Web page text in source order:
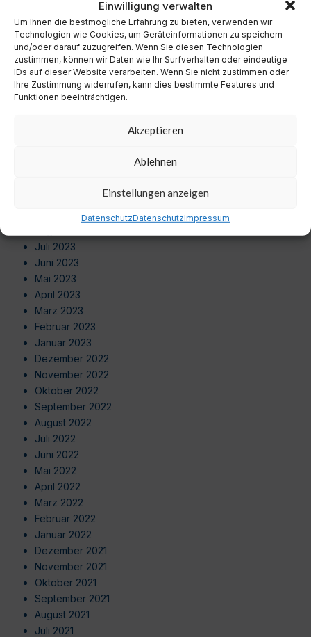
Einwilligung verwalten
Um Ihnen die bestmögliche Erfahrung zu bieten, verwenden wir
Technologien wie Cookies, um Geräteinformationen zu speichern
und/oder darauf zuzugreifen. Wenn Sie diesen Technologien
zustimmen, können wir Daten wie Ihr Surfverhalten oder eindeutige
IDs auf dieser Website verarbeiten. Wenn Sie nicht zustimmen oder
Ihre Zustimmung widerrufen, kann dies bestimmte Features und
Funktionen beeinträchtigen.
Akzeptieren
Ablehnen
Einstellungen anzeigen
DatenschutzDatenschutzImpressum
September 2024
August 2024
Juli 2024
Juni 2024
Mai 2024
April 2024
September 2023
Juli 2023
Juni 2023
Mai 2023
April 2023
März 2023
Februar 2023
Januar 2023
Dezember 2022
November 2022
Oktober 2022
September 2022
August 2022
Juli 2022
Juni 2022
Mai 2022
April 2022
März 2022
Februar 2022
Januar 2022
Dezember 2021
November 2021
Oktober 2021
September 2021
August 2021
Juli 2021